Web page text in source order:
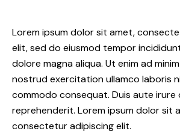
Lorem ipsum dolor sit amet,
elit, sed do eiusmod tempor
dolore magna aliqua. Ut enim ad
nostrud exercitation ullamco laboris
commodo consequat. Duis aute irure
reprehenderit. Lorem ipsum dolor sit
consectetur adipiscing elit.